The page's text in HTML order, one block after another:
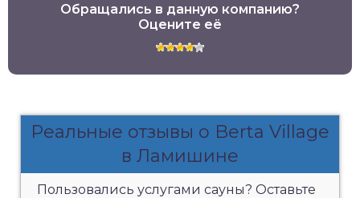
Обращались в данную компанию?
Оцените её
Реальные отзывы о Berta Village
в Ламишине
Пользовались услугами сауны? Оставьте